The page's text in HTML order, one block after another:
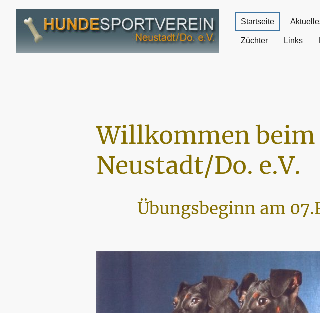
Startseite
Züchter Links
Willkommen
Neustadt/Do. e.V.
Übungsbeginn am